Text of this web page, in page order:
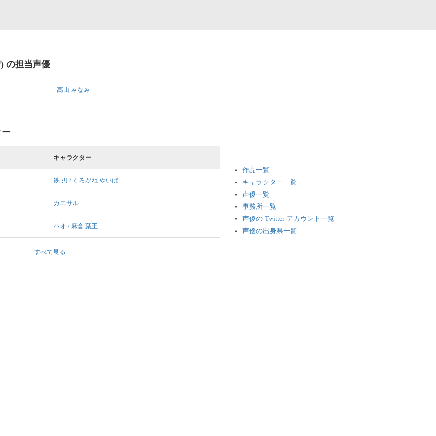
の担当声優
高山 みなみ
ー
キャラクター
鉄 刃 / くろがね やいば
カエサル
ハオ / 麻倉 葉王
すべて見る
作品一覧
キャラクター一覧
声優一覧
事務所一覧
声優の Twitter アカウント一覧
声優の出身県一覧